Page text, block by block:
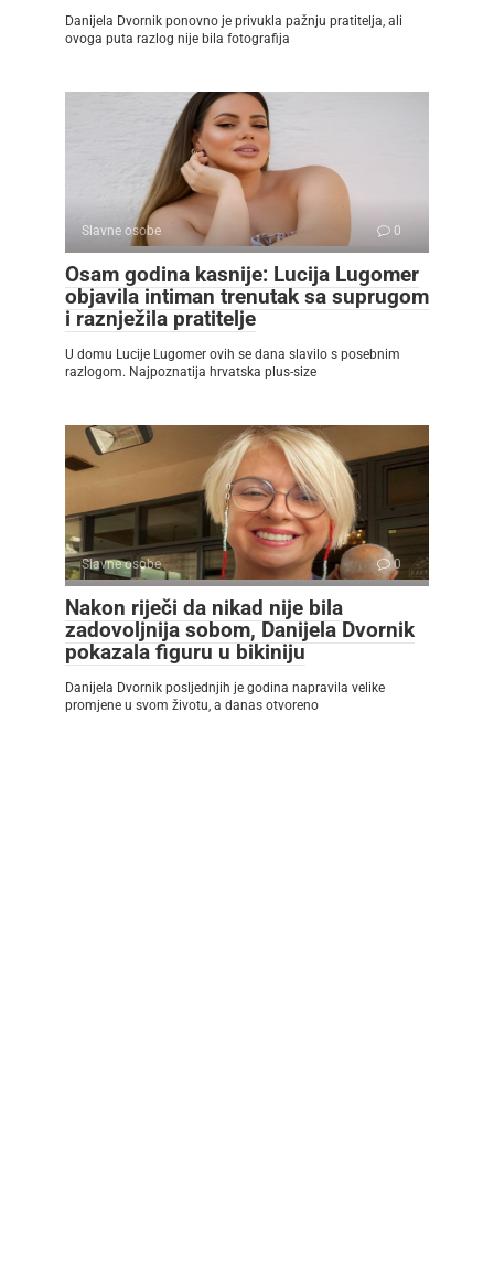
Danijela Dvornik ponovno je privukla pažnju pratitelja, ali
ovoga puta razlog nije bila fotografija
Slavne osobe 0
Osam godina kasnije: Lucija Lugomer
objavila intiman trenutak sa suprugom
i raznježila pratitelje
U domu Lucije Lugomer ovih se dana slavilo s posebnim
razlogom. Najpoznatija hrvatska plus-size
Slavne osobe 0
Nakon riječi da nikad nije bila
zadovoljnija sobom, Danijela Dvornik
pokazala figuru u bikiniju
Danijela Dvornik posljednjih je godina napravila velike
promjene u svom životu, a danas otvoreno